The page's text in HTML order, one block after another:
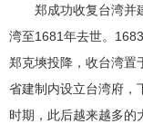
郑成功收复台湾并建
湾至1681年去世。
郑克塽投降，收台湾置
省建制内设立台湾府，
时期，此后越来越多的